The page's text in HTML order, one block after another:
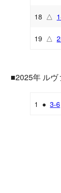
18 △
19 △
■2025年 ルヴ
1 ● 3-6